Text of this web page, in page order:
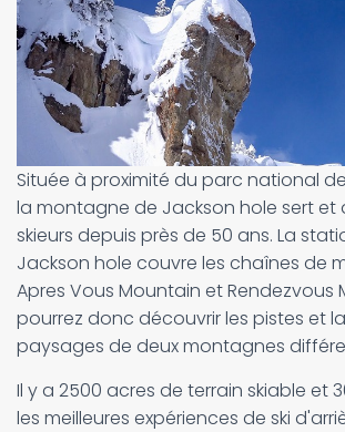
Située à proximité du parc national
la montagne de Jackson hole sert et
skieurs depuis près de 50 ans. La
Jackson hole couvre les chaînes de
Apres Vous Mountain et Rendezvous
pourrez donc découvrir les pistes et
paysages de deux montagnes
Il y a 2500 acres de terrain skiable et
les meilleures expériences de ski